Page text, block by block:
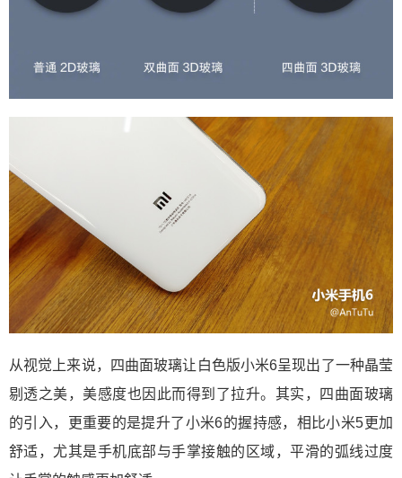
从视觉上来说，四曲面玻璃让白色版小米6呈现出了一种晶莹
剔透之美，美感度也因此而得到了拉升。其实，四曲面玻璃
的引入，更重要的是提升了小米6的握持感，相比小米5更加
舒适，尤其是手机底部与手掌接触的区域，平滑的弧线过度